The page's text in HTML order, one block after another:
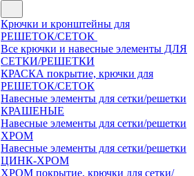
Крючки и кронштейны для
РЕШЕТОК/СЕТОК
Все крючки и навесные элементы ДЛЯ
СЕТКИ/РЕШЕТКИ
КРАСКА покрытие, крючки для
РЕШЕТОК/СЕТОК
Навесные элементы для сетки/решетки
КРАШЕНЫЕ
Навесные элементы для сетки/решетки
ХРОМ
Навесные элементы для сетки/решетки
ЦИНК-ХРОМ
ХРОМ покрытие, крючки для сетки/